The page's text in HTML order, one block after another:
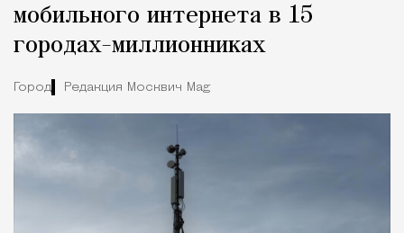
мобильного интернета в 15
городах-миллионниках
Город Редакция Москвич Mag